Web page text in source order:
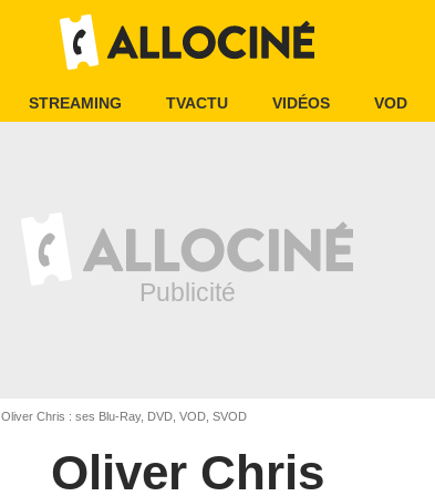
STREAMING TVACTU VIDÉOS VOD
Oliver Chris : ses Blu-Ray, DVD, VOD, SVOD
Oliver Chris